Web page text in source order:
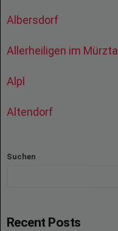
Albersdorf
Allerheiligen im Mürztal
Alpl
Altendorf
Suchen
Recent Posts